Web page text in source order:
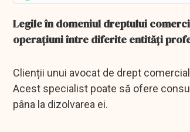
Legile în domeniul dreptului
operațiuni între diferite entități
Clienții unui avocat de drept
Acest specialist poate să ofere
pâna la dizolvarea ei.